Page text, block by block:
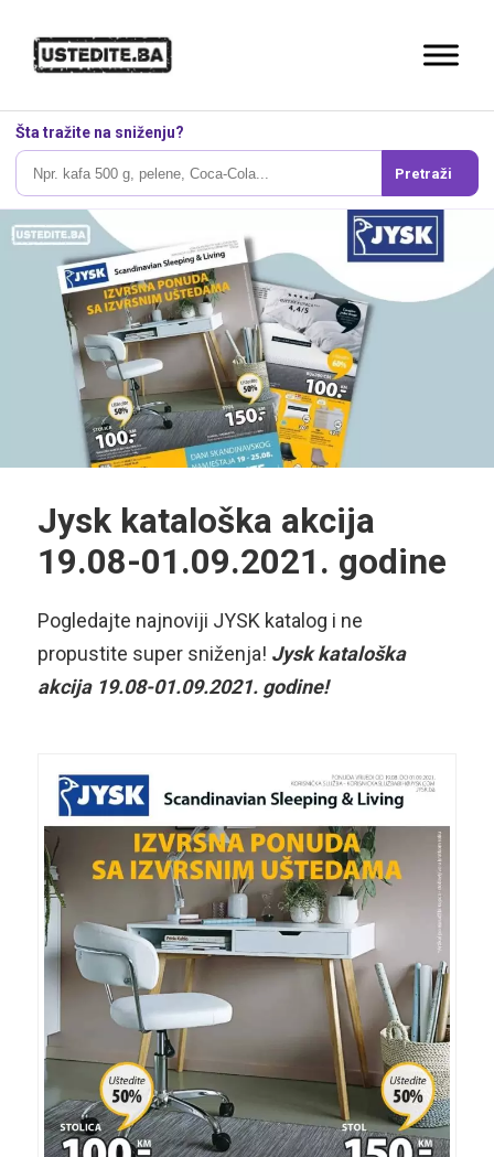
Šta tražite na sniženju?
Pretraži
Jysk kataloška akcija
19.08-01.09.2021. godine
Pogledajte najnoviji JYSK katalog i ne
propustite super sniženja! Jysk kataloška
akcija 19.08-01.09.2021. godine!